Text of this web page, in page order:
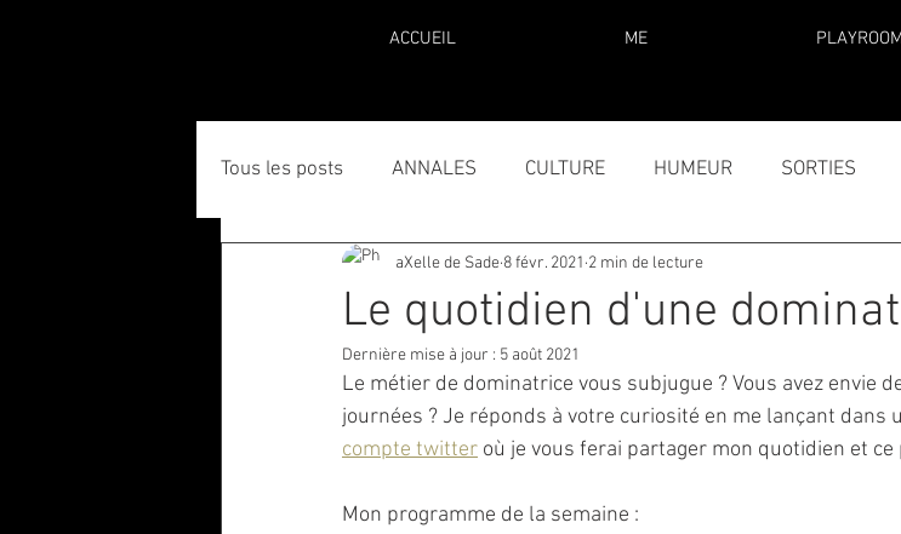
ACCUEIL ME PLAYROOM
Tous les posts ANNALES CULTURE HUMEUR SORTIES
Le quotidien d'une
aXelle de Sade 8 févr. 2021 2 min de lecture
Dernière mise à jour : 5 août 2021
Le métier de dominatrice vous subjugue ? Vous avez envie
journées ? Je réponds à votre curiosité en me lançant dans
compte twitter où je vous ferai partager mon quotidien et
Mon programme de la semaine :